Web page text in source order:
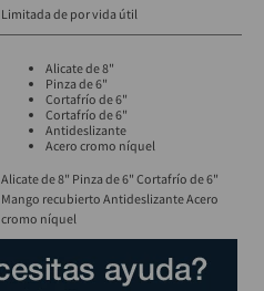
Limitada de por vida útil
Alicate de 8"
Pinza de 6"
Cortafrío de 6"
Cortafrío de 6"
Antideslizante
Acero cromo níquel
Alicate de 8" Pinza de 6" Cortafrío de 6"
Mango recubierto Antideslizante Acero
cromo níquel